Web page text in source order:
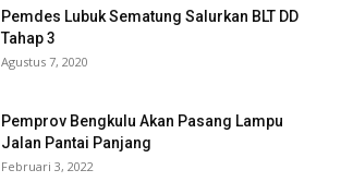
Pemdes Lubuk Sematung Salurkan BLT DD
Tahap 3
Agustus 7, 2020
Pemprov Bengkulu Akan Pasang Lampu
Jalan Pantai Panjang
Februari 3, 2022